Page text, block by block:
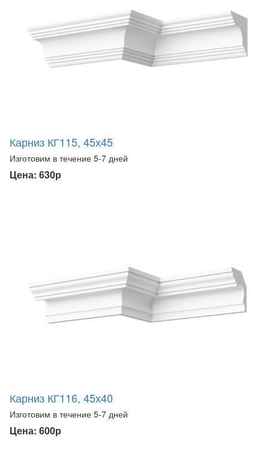
Карниз КГ115, 45х45
Изготовим в течение 5-7 дней
Цена: 630р
Карниз КГ116, 45х40
Изготовим в течение 5-7 дней
Цена: 600р